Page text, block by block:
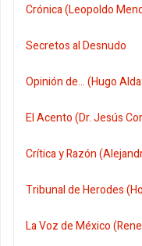
Crónica (Leopoldo
Secretos al Desnudo
Opinión de... (Hugo
El Acento (Dr. Jesús
Crítica y Razón
Tribunal de Herodes
La Voz de México